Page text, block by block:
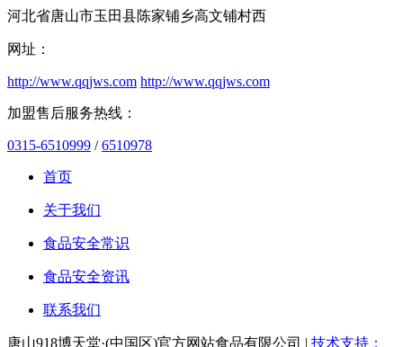
河北省唐山市玉田县陈家铺乡高文铺村西
网址：
http://www.qqjws.com http://www.qqjws.com
加盟售后服务热线：
0315-6510999 /6510978
首页
关于我们
食品安全常识
食品安全资讯
联系我们
唐山918博天堂·(中国区)官方网站食品有限公司 | 技术支持：